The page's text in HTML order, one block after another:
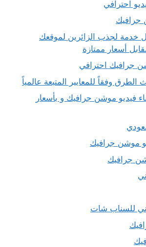
احترافي
جرافيك
خدمة لجذب الزائرين لموقعك
أسعار ممتازة
جرافيك احترافي
الطرق وفقاً للمعايير المتبعة عالمياً
فيديو موشن جرافيك و بأسعار
موشن جرافيك
جرافيك
للسناب شات